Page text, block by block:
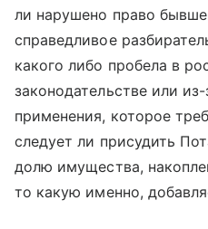
ли нарушено право
справедливое
какого либо пробела в
законодательстве или
применения, которое
следует ли присудить
долю имущества,
то какую именно,